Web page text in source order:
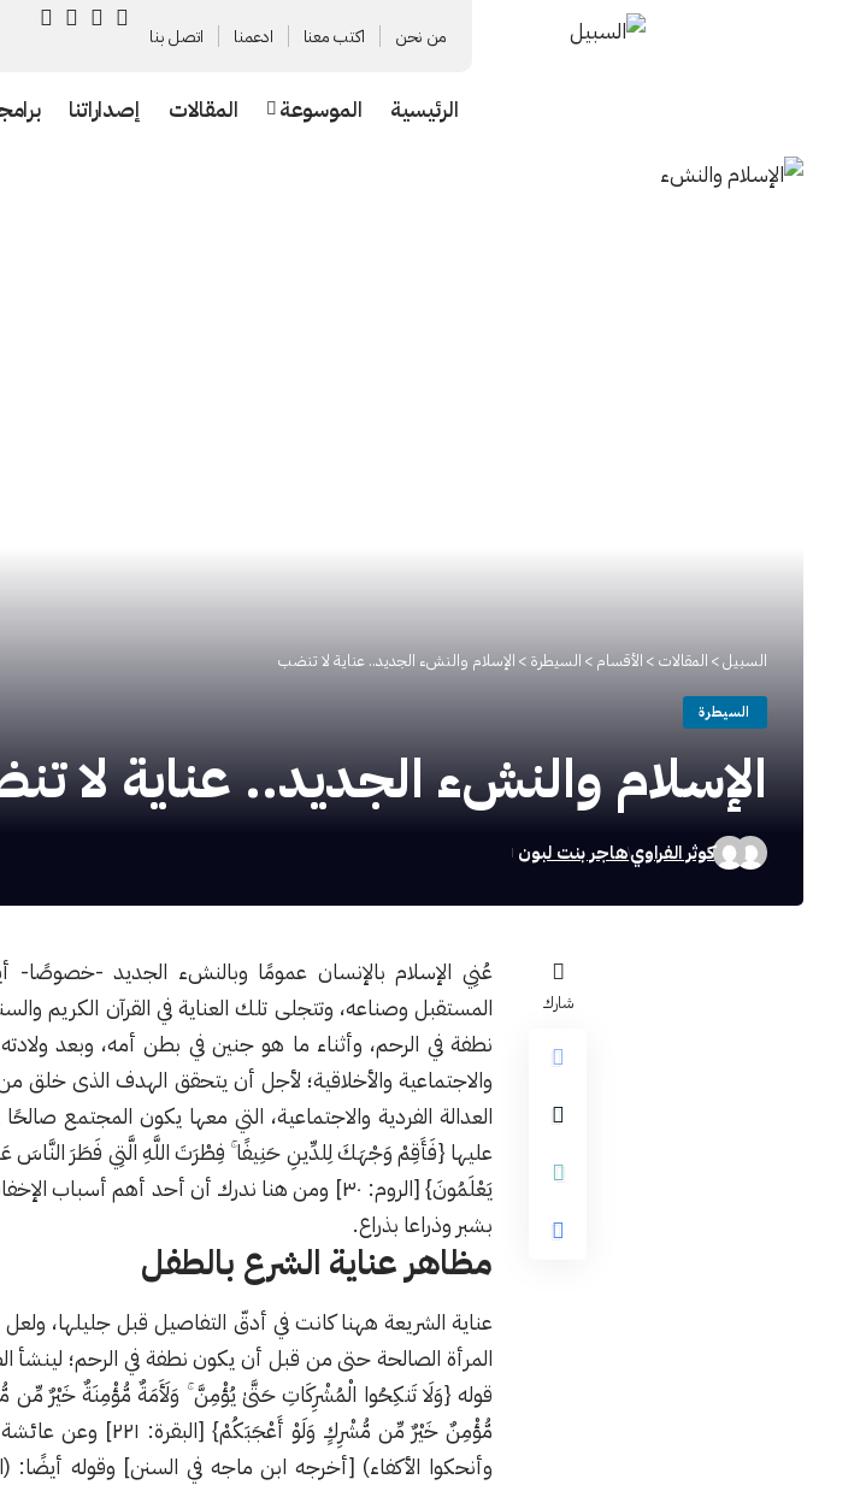
من نحن اكتب معنا ادعمنا اتصل بنا
الرئيسية الموسوعة المقالات إصداراتنا
السبيل> المقالات > الأقسام > السيطرة > الإسلام والنشء الجديد.. عناية لا تنضب
السيطرة
الإسلام والنشء الجديد.. عناية لا
كوثر الفراويهاجر بنت لبون
شارك
عُنِي الإسلام بالإنسان عمومًا وبالنشء الجديد -خصوصًا-
المستقبل وصناعه، وتتجلى تلك العناية في القرآن الكريم
نطفة في الرحم، وأثناء ما هو جنين في بطن أمه، وبعد
والاجتماعية والأخلاقية؛ لأجل أن يتحقق الهدف الذى
العدالة الفردية والاجتماعية، التي معها يكون المجتمع
عليها {فَأَقِمْ وَجْهَكَ لِلدِّينِ حَنِيفًا ۚ فِطْرَتَ اللَّهِ الَّتِي فَطَرَ النَّاسَ
يَعْلَمُونَ} [الروم: ٣٠] ومن هنا ندرك أن أحد أهم
بشبر وذراعا بذراع.
مظاهر عناية الشرع بالطفل
عناية الشريعة ههنا كانت في أدقّ التفاصيل قبل جليلها،
المرأة الصالحة حتى من قبل أن يكون نطفة في الرحم؛ لينشأ
قوله {وَلَا تَنكِحُوا الْمُشْرِكَاتِ حَتَّىٰ يُؤْمِنَّ ۚ وَلَأَمَةٌ مُّؤْمِنَةٌ خَيْرٌ مِّن
مُّؤْمِنٌ خَيْرٌ مِّن مُّشْرِكٍ
وأنحكوا اﻷكفاء) [أخرجه ابن ماجه في السنن] وقوله أيضًا: